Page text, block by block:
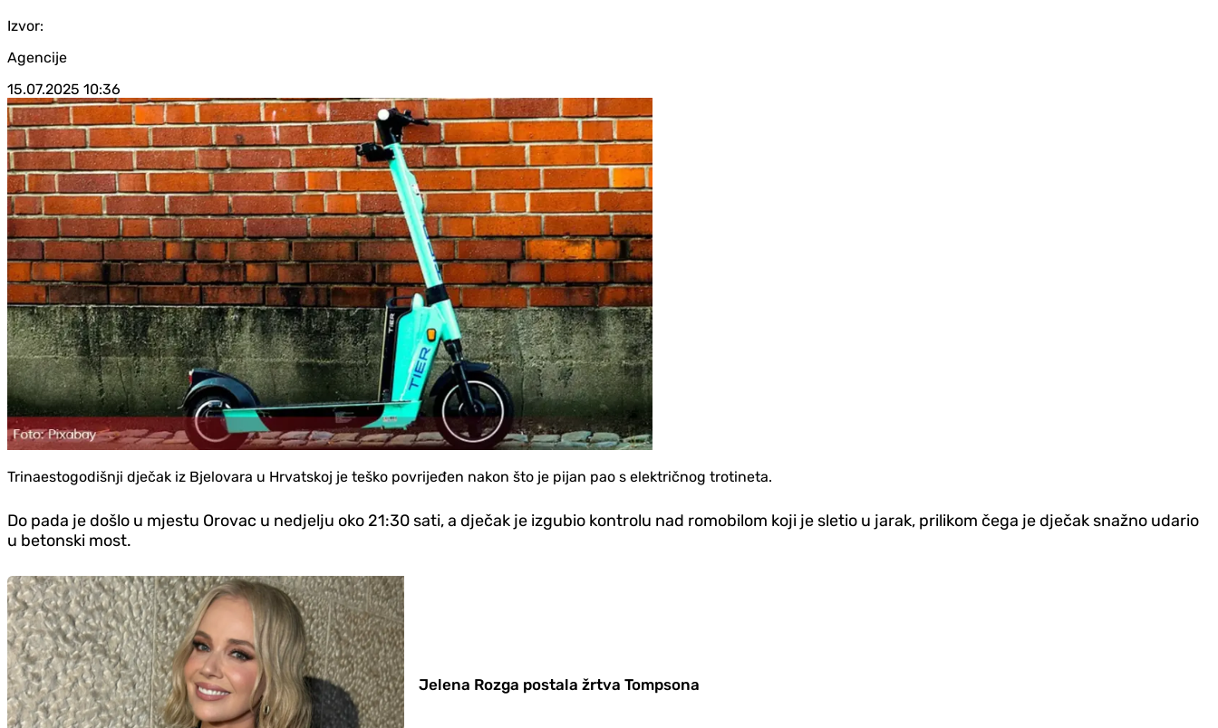
Izvor:
Agencije
15.07.2025 10:36
Trinaestogodišnji dječak iz Bjelovara u Hrvatskoj je teško povrijeđen nakon što je pijan pao s električnog trotineta.
Do pada je došlo u mjestu Orovac u nedjelju oko 21:30 sati, a dječak je izgubio kontrolu nad romobilom koji je sletio u jarak, prilikom čega je dječak snažno udario
u betonski most.
Jelena Rozga postala žrtva Tompsona